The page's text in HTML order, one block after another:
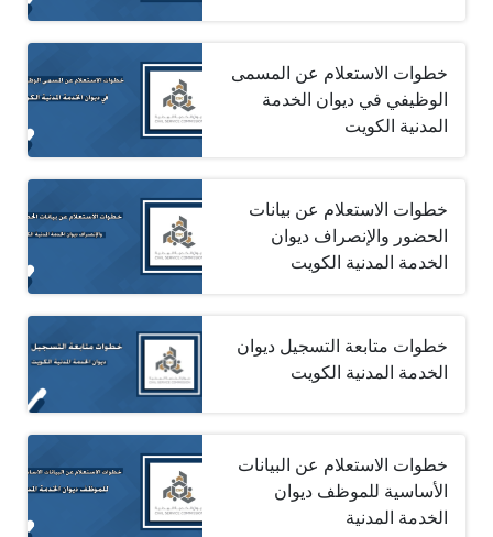
خطوات الاستعلام عن المسمى
الوظيفي في ديوان الخدمة
المدنية الكويت
خطوات الاستعلام عن بيانات
الحضور والإنصراف ديوان
الخدمة المدنية الكويت
خطوات متابعة التسجيل ديوان
الخدمة المدنية الكويت
خطوات الاستعلام عن البيانات
الأساسية للموظف ديوان
الخدمة المدنية